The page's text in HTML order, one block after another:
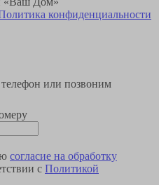
конфиденциальности
или позвоним
согласие на обработку
с Политикой